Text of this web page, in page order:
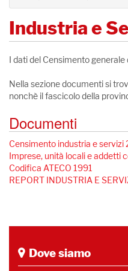
Industria e
I dati del Censimento
Nella sezione documenti si
nonchè il fascicolo della
Documenti
Censimento industria e
Imprese, unità locali e addetti
Codifica ATECO 1991
REPORT INDUSTRIA E
Dove siamo